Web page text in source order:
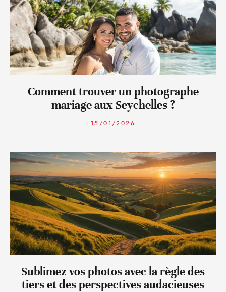
Comment trouver un photographe
mariage aux Seychelles ?
15/01/2026
Sublimez vos photos avec la règle des
tiers et des perspectives audacieuses